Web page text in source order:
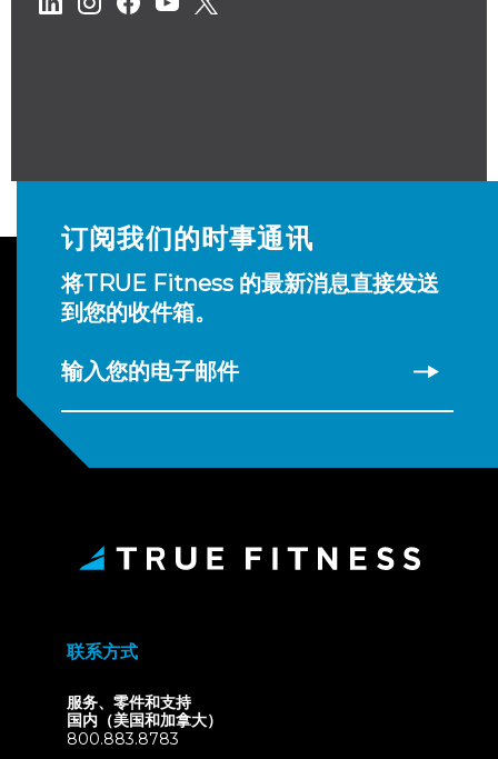
订阅我们的时事通讯
将TRUE Fitness 的最新消息直接发送
到您的收件箱。
输入您的电子邮件
联系方式
服务、零件和支持
国内（美国和加拿大）
800.883.8783